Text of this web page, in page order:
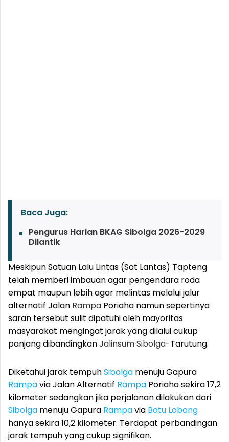
Baca Juga:
Pengurus Harian BKAG Sibolga 2026-2029
Dilantik
Meskipun Satuan Lalu Lintas (Sat Lantas) Tapteng
telah memberi imbauan agar pengendara roda
empat maupun lebih agar melintas melalui jalur
alternatif Jalan Rampa Poriaha namun sepertinya
saran tersebut sulit dipatuhi oleh mayoritas
masyarakat mengingat jarak yang dilalui cukup
panjang dibandingkanJalinsumSibolga-Tarutung.
Diketahui jarak tempuhSibolga menuju Gapura
Rampavia Jalan Alternatif Rampa Poriaha sekira 17,2
kilometer sedangkan jika perjalanan dilakukan dari
Sibolga menuju Gapura Rampavia Batu Lobang
hanya sekira 10,2 kilometer. Terdapat perbandingan
jarak tempuh yang cukup signifikan.